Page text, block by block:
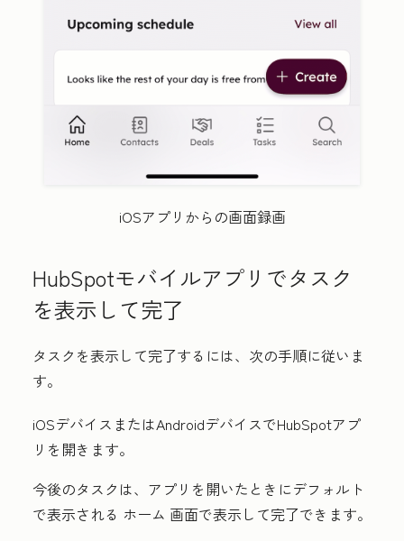
iOSアプリからの画面録画
HubSpotモバイルアプリでタスク
を表示して完了
タスクを表示して完了するには、次の手順に従いま
す。
iOSデバイスまたはAndroidデバイスでHubSpotアプ
リを開きます。
今後のタスクは、アプリを開いたときにデフォルト
で表示される ホーム 画面で表示して完了できます。